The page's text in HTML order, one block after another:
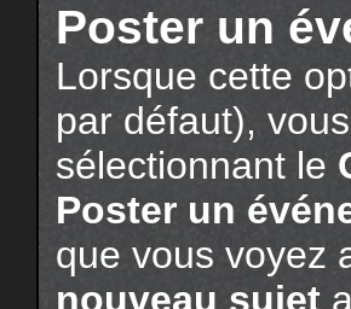
Poster un
Lorsque cette
par défaut),
sélectionnant le
Poster un
que vous voyez
nouveau sujet